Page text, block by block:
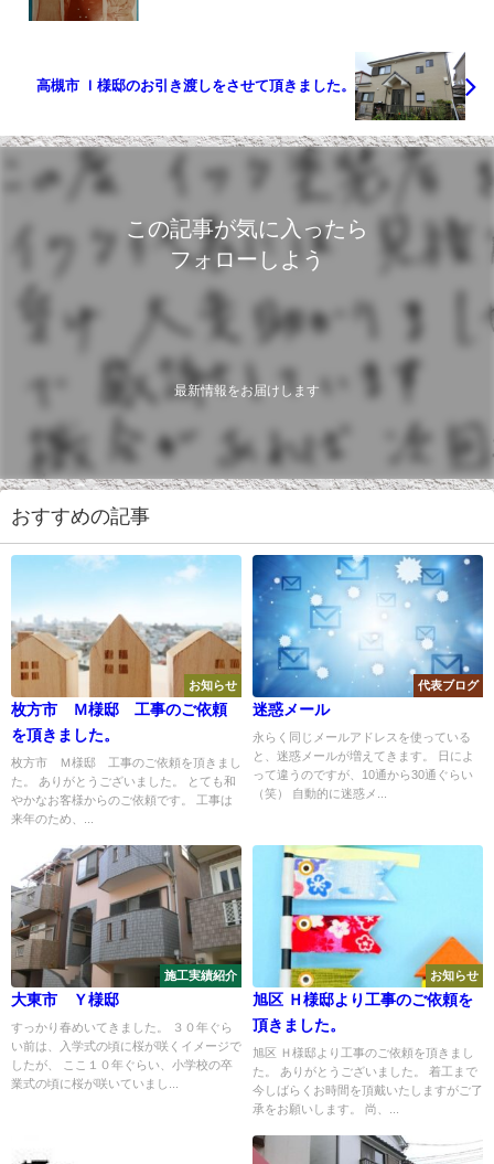
高槻市 Ｉ様邸のお引き渡しをさせて頂きました。
この記事が気に入ったら
フォローしよう
最新情報をお届けします
おすすめの記事
お知らせ
枚方市 Ｍ様邸 工事のご依頼
を頂きました。
枚方市 Ｍ様邸 工事のご依頼を頂きまし
た。 ありがとうございました。 とても和
やかなお客様からのご依頼です。 工事は
来年のため、...
代表ブログ
迷惑メール
永らく同じメールアドレスを使っている
と、迷惑メールが増えてきます。 日によ
って違うのですが、10通から30通ぐらい
（笑） 自動的に迷惑メ...
施工実績紹介
大東市 Ｙ様邸
すっかり春めいてきました。 ３０年ぐら
い前は、入学式の頃に桜が咲くイメージで
したが、 ここ１０年ぐらい、小学校の卒
業式の頃に桜が咲いていまし...
お知らせ
旭区 Ｈ様邸より工事のご依頼を
頂きました。
旭区 Ｈ様邸より工事のご依頼を頂きまし
た。 ありがとうございました。 着工まで
今しばらくお時間を頂戴いたしますがご了
承をお願いします。 尚、...